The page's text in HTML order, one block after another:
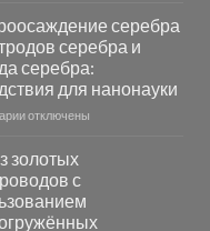
фотокаталитической
активности
Хлорида
Серебра-
AgCl
свете
с
помощью
модификации
серебра
серебра и
серебра:
для нанонауки
к
серебра
с
электродов
серебра
отключены
золотых
с